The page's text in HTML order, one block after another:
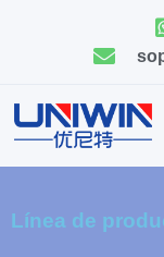
Línea de